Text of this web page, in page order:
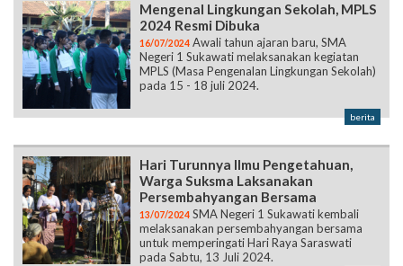
Mengenal Lingkungan Sekolah, MPLS
2024 Resmi Dibuka
16/07/2024 Awali tahun ajaran baru, SMA
Negeri 1 Sukawati melaksanakan kegiatan
MPLS (Masa Pengenalan Lingkungan Sekolah)
pada 15 - 18 juli 2024.
berita
Hari Turunnya Ilmu Pengetahuan,
Warga Suksma Laksanakan
Persembahyangan Bersama
13/07/2024 SMA Negeri 1 Sukawati kembali
melaksanakan persembahyangan bersama
untuk memperingati Hari Raya Saraswati
pada Sabtu, 13 Juli 2024.